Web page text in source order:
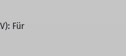
Für